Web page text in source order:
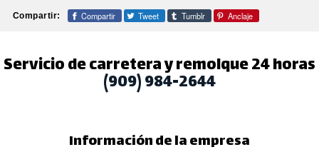
Compartir: Compartir Tweet Tumblr Anclaje
Servicio de carretera y remolque 24 horas
(909) 984-2644
Información de la empresa